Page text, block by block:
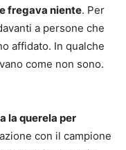
fregava niente. Per
a persone che
affidato. In qualche
come non sono.
la querela per
con il campione